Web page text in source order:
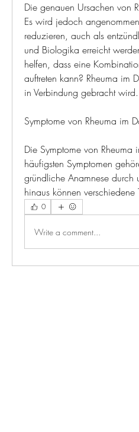
Die genauen Ursachen von
Es wird jedoch
reduzieren, auch als
und Biologika erreicht
helfen, dass eine
auftreten kann? Rheuma im
in Verbindung gebracht
Symptome von Rheuma im
Die Symptome von Rheuma
häufigsten Symptomen
gründliche Anamnese durch
hinaus können verschiedene
0
Write a comment...